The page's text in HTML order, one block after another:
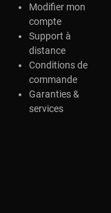
Modifier mon
compte
Support à
distance
Conditions de
commande
Garanties &
services